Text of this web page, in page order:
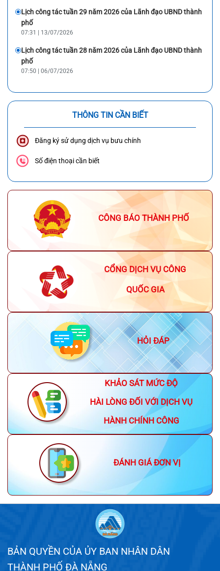
Lịch công tác tuần 29 năm 2026 của Lãnh đạo UBND thành
phố
07:31 | 13/07/2026
Lịch công tác tuần 28 năm 2026 của Lãnh đạo UBND thành
phố
07:50 | 06/07/2026
THÔNG TIN CẦN BIẾT
Đăng ký sử dụng dịch vụ bưu chính
Số điện thoại cần biết
CÔNG BÁO THÀNH PHỐ
CỔNG DỊCH VỤ CÔNG
QUỐC GIA
HỎI ĐÁP
KHẢO SÁT MỨC ĐỘ
HÀI LÒNG ĐỐI VỚI DỊCH VỤ
HÀNH CHÍNH CÔNG
ĐÁNH GIÁ ĐƠN VỊ
BẢN QUYỀN CỦA ỦY BAN NHÂN DÂN
THÀNH PHỐ ĐÀ NẴNG